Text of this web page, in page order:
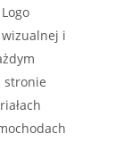
i
stronie